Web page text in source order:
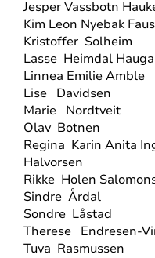
Jesper Vassbotn
Kim Leon Nyebak
Kristoffer Solheim
Lasse Heimdal
Linnea Emilie Amble
Lise Davidsen
Marie Nordtveit
Olav Botnen
Regina Karin Anita
Halvorsen
Rikke Holen
Sindre Årdal
Sondre Låstad
Therese Endresen-
Tuva Rasmussen